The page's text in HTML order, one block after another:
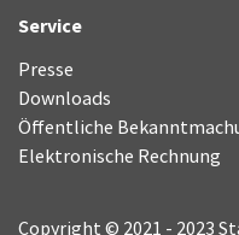
Service
Presse
Downloads
Öffentliche
Elektronische Rechnung
Copyright © 2021 - 2023